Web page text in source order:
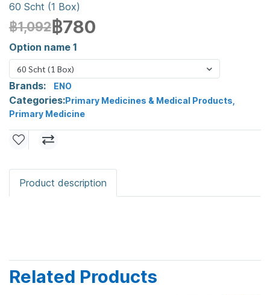
60 Scht (1 Box)
฿1,092฿780
Option name 1
60 Scht (1 Box)
Brands: ENO
Categories:Primary Medicines & Medical Products
Primary Medicine
Product description
Related Products